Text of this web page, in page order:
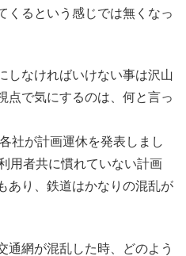
くるという感じでは無くなっ
しなければいけない事は沢山
点で気にするのは、何と言っ
社が計画運休を発表しまし
用者共に慣れていない計画
あり、鉄道はかなりの混乱が
通網が混乱した時、どのよう